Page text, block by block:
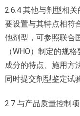
2.6.4 其他与剂型相
要设置与其特点相符
他剂型，可参照联合
（WHO）制定的规
成分的特点、施用方
同时提交剂型鉴定试
2.7 与产品质量控制